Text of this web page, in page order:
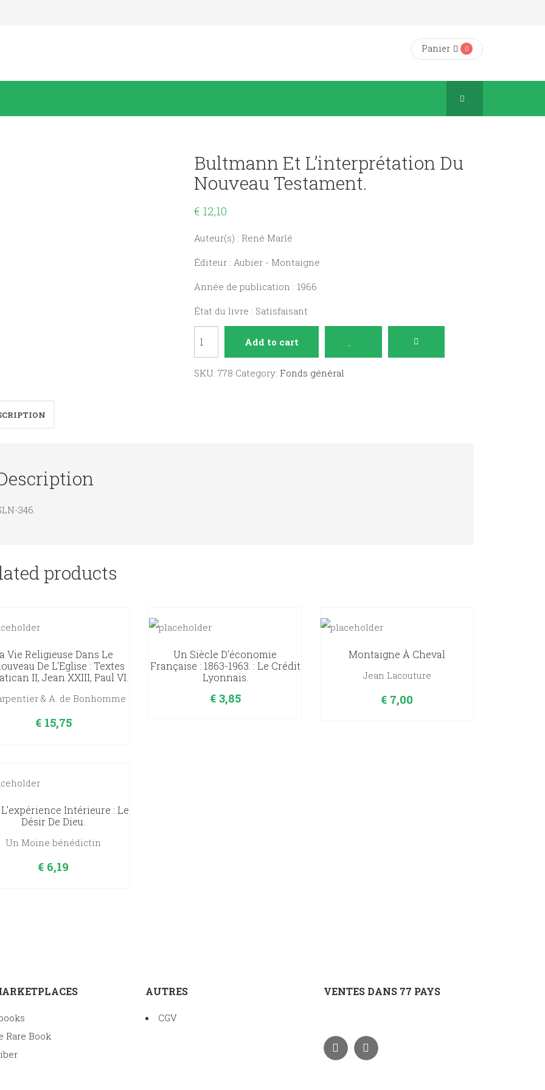
Panier 0
Bultmann Et L’interprétation Du
Nouveau Testament.
€ 12,10
Auteur(s) : René Marlé
Éditeur : Aubier - Montaigne
Année de publication : 1966
État du livre : Satisfaisant
l'interprétation
Add to cart
SKU:778 Category: Fonds général
346.
products
Vie Religieuse Dans Le
De L’Eglise : Textes
II, Jean XXIII, Paul VI.
& A. de Bonhomme
€15,75
Un Siècle D’économie
Française : 1863-1963. : Le Crédit
Lyonnais.
€3,85
Montaigne À Cheval
Jean Lacouture
€ 7,00
Intérieure : Le
Désir De Dieu.
Un Moine bénédictin
€ 6,19
Rare Book
AUTRES
CGV
VENTES DANS 77 PAYS